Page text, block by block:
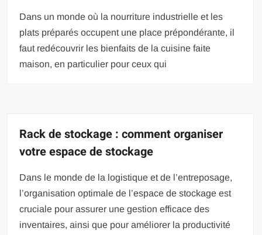
Dans un monde où la nourriture industrielle et les
plats préparés occupent une place prépondérante, il
faut redécouvrir les bienfaits de la cuisine faite
maison, en particulier pour ceux qui
Rack de stockage : comment organiser
votre espace de stockage
Dans le monde de la logistique et de l’entreposage,
l’organisation optimale de l’espace de stockage est
cruciale pour assurer une gestion efficace des
inventaires, ainsi que pour améliorer la productivité